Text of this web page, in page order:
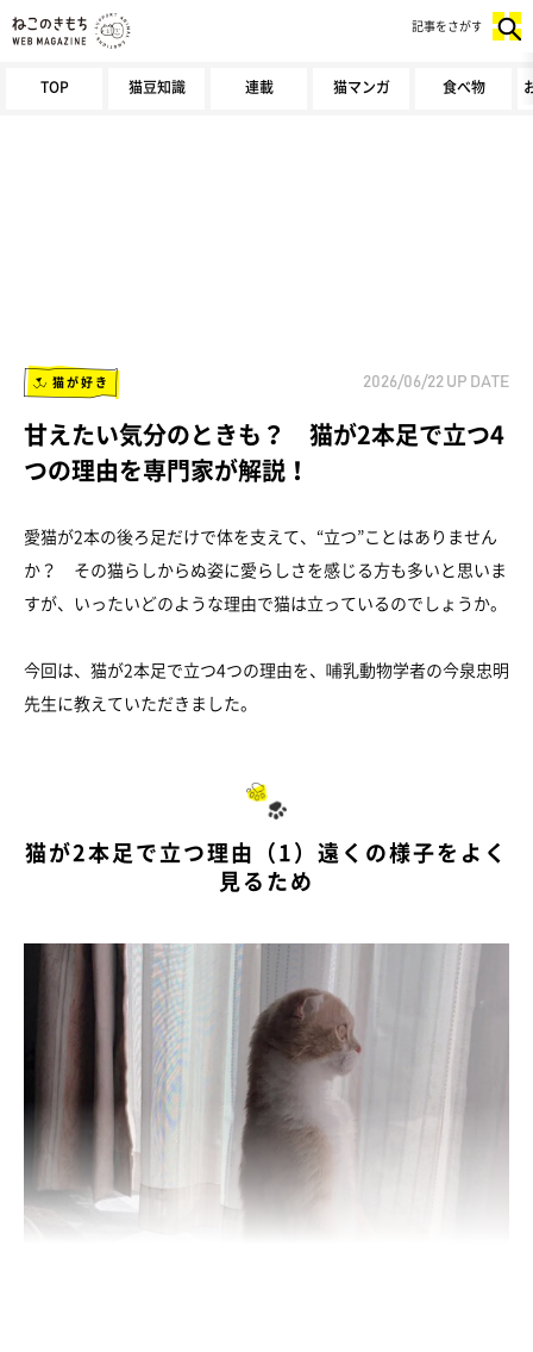
TOP 猫豆知識 連載 猫マンガ 食べ物
記事をさがす
猫が好き 2026/06/22 UP DATE
甘えたい気分のときも？ 猫が2本足で立つ4
つの理由を専門家が解説！
愛猫が2本の後ろ足だけで体を支えて、“立つ”ことはありません
か？ その猫らしからぬ姿に愛らしさを感じる方も多いと思いま
すが、いったいどのような理由で猫は立っているのでしょうか。
今回は、猫が2本足で立つ4つの理由を、哺乳動物学者の今泉忠明
先生に教えていただきました。
猫が2本足で立つ理由（1）遠くの様子をよく
見るため